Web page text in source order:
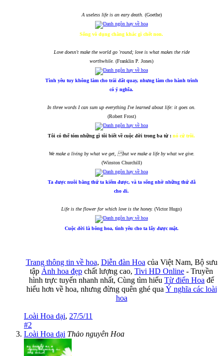
A useless life is an eary death. (Goethe)
Sống vô dụng chẳng khác gì chết non.
Love doesn't make the world go 'round; love is what makes the ride
worthwhile. (Franklin P. Jones)
Tình yêu tuy không làm cho trái đất quay, nhưng làm cho hành trình
có ý nghĩa.
In three words I can sum up everything I've learned about life: it goes on.
(Robert Frost)
Tôi có thể tóm những gì tôi biết về cuộc đời trong ba từ : nó cứ trôi.
We make a living by what we get, but we make a life by what we give.
(Winston Churchill)
Ta được nuôi bằng thứ ta kiếm được, và ta sống nhờ những thứ đã
cho đi.
Life is the flower for which love is the honey. (Victor Hugo)
Cuộc đời là bông hoa, tình yêu cho ta lấy được mật.
Trang thông tin về hoa, Diễn đàn Hoa của Việt Nam, Bộ sưu
tập Ảnh hoa đẹp chất lượng cao, Tivi HD Online - Truyền
hình trực tuyến nhanh nhất, Cùng tìm hiểu Từ điển Hoa để
hiểu hơn về hoa, nhưng đừng quên ghé qua Ý nghĩa các loài
hoa
Loài Hoa dại, 27/5/11
#2
Loài Hoa dại Thảo nguyên Hoa